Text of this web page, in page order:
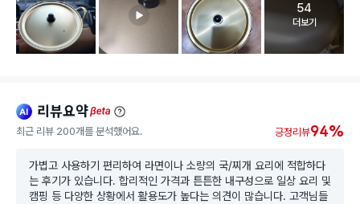
고객 리뷰
54
더보기
ai 리뷰요약beta
최근 리뷰 200개를 분석했어요. 긍정리뷰94%
가볍고 사용하기 편리하여 라면이나 소량의 국/찌개 요리에 적합하다
는 후기가 있습니다. 합리적인 가격과 튼튼한 내구성으로 일상 요리 및
캠핑 등 다양한 상황에서 활용도가 높다는 의견이 많습니다. 고객님들